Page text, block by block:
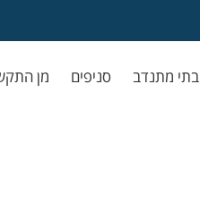
בתי מתנדב סניפים מן